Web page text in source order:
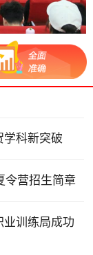
学科新突破
令营招生简章
业训练局成功